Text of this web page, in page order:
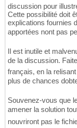
discussion pour
Cette possibilité doit
explications fournies
apportées nont pas
Il est inutile et
de la discussion.
français, en la
plus de chances
Souvenez-vous que
amener la solution
nouvriront pas le